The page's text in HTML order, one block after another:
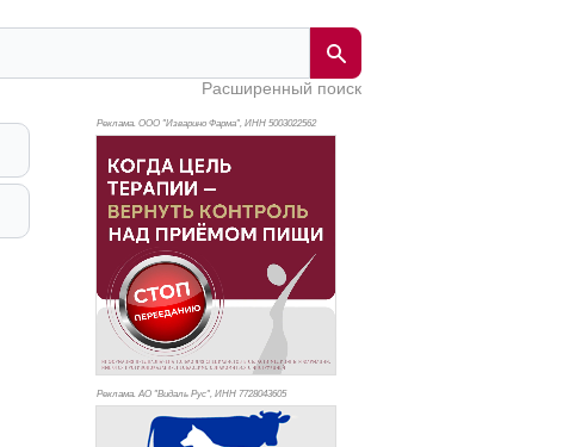
Расширенный поиск
Реклама. ООО "Изварино Фарма", ИНН 5003022562
Реклама. АО "Видаль Рус", ИНН 7728043605